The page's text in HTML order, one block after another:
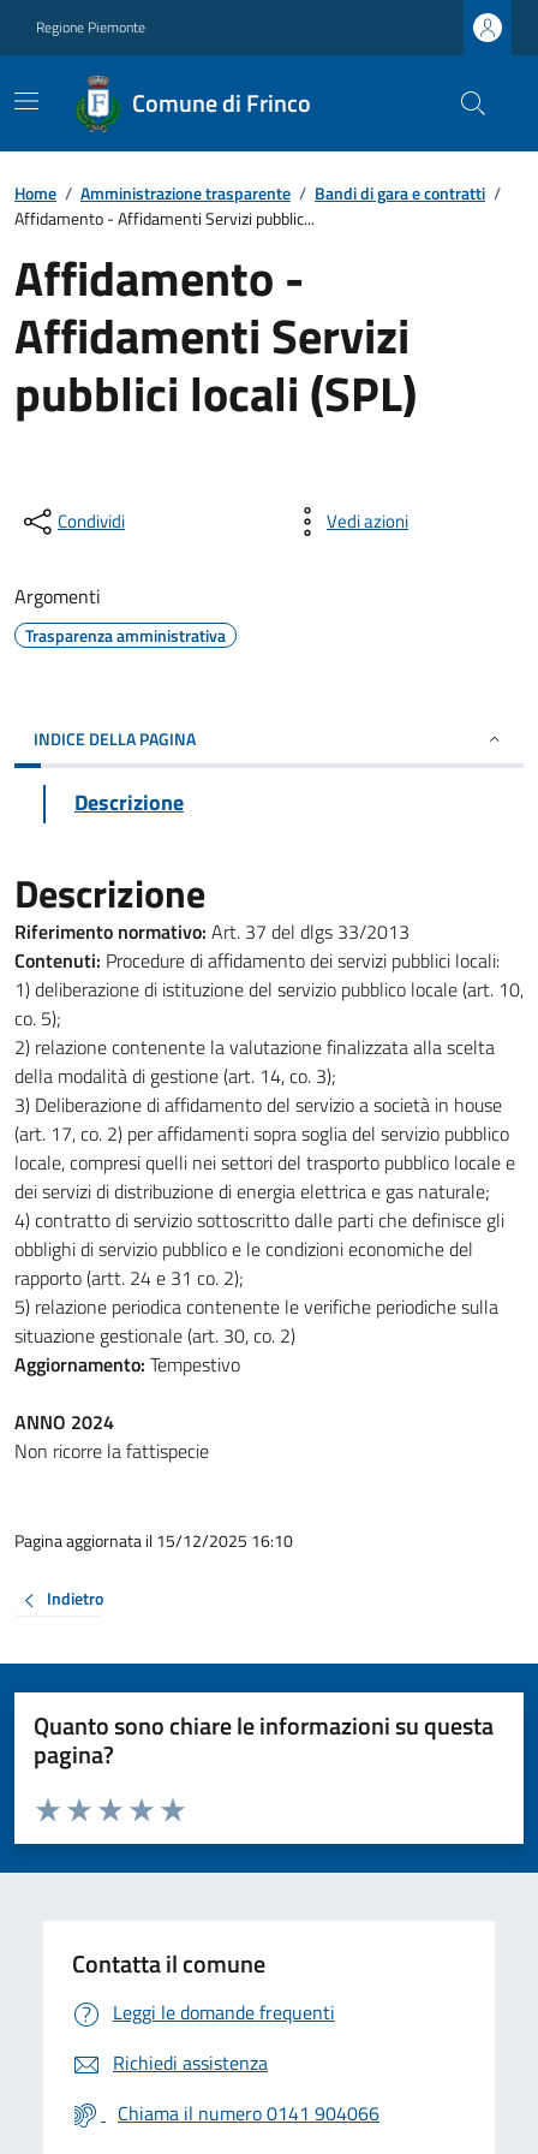
Regione Piemonte
Comune di Frinco
Home / Amministrazione trasparente / Bandi di gara e contratti /
Affidamento - Affidamenti Servizi pubblic...
Affidamento -
Affidamenti Servizi
pubblici locali (SPL)
Condividi Vedi azioni
Argomenti
Trasparenza amministrativa
INDICE DELLA PAGINA
Descrizione
Descrizione
Riferimento normativo: Art. 37 del dlgs 33/2013
Contenuti: Procedure di affidamento dei servizi pubblici locali:
1) deliberazione di istituzione del servizio pubblico locale (art. 10,
co. 5);
2) relazione contenente la valutazione finalizzata alla scelta
della modalità di gestione (art. 14, co. 3);
3) Deliberazione di affidamento del servizio a società in house
(art. 17, co. 2) per affidamenti sopra soglia del servizio pubblico
locale, compresi quelli nei settori del trasporto pubblico locale e
dei servizi di distribuzione di energia elettrica e gas naturale;
4) contratto di servizio sottoscritto dalle parti che definisce gli
obblighi di servizio pubblico e le condizioni economiche del
rapporto (artt. 24 e 31 co. 2);
5) relazione periodica contenente le verifiche periodiche sulla
situazione gestionale (art. 30, co. 2)
Aggiornamento: Tempestivo
ANNO 2024
Non ricorre la fattispecie
Pagina aggiornata il 15/12/2025 16:10
Indietro
Quanto sono chiare le informazioni su questa
pagina?
Valuta da 1 a 5 stelle la pagina
Valuta 5 stelle su 5
Valuta 4 stelle su 5
Valuta 3 stelle su 5
Valuta 2 stelle su 5
Valuta 1 stelle su 5
Contatta il comune
Leggi le domande frequenti
Richiedi assistenza
Chiama il numero 0141 904066